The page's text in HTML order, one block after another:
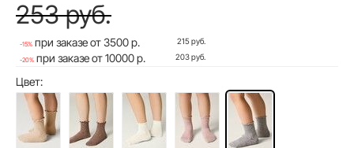
253 руб.
-15% при заказе от 3500 р. 215 руб.
-20% при заказе от 10000 р. 203 руб.
Цвет: